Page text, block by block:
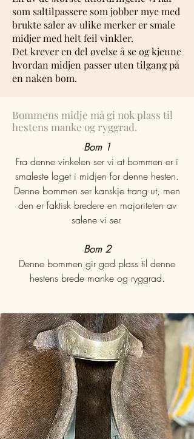
som saltilpassere som jobber mye med
brukte saler av ulike merker er smale
midjer med helt feil vinkler.
Det krever en del øvelse å se og kjenne
hvordan midjen passer uten tilgang på
en naken bom.
Bommens midje må gi nok plass til
hestens manke og ryggrad.
Bom 1
Fra denne vinkelen ser vi at bommen er i
smaleste laget i midjen for denne hesten.
Denne bommen ser kanskje trang ut, men
den er faktisk bredere en majoriteten av
salene vi ser.
Bom 2
Denne bommen gir god plass til denne
hestens brede manke og ryggrad.